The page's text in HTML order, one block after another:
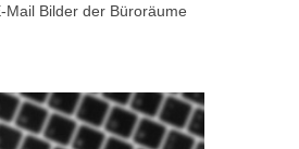
Bilder der Büroräume